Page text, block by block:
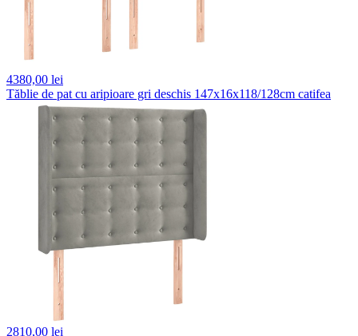
4380,00 lei
Tăblie de pat cu aripioare gri deschis 147x16x118/128cm catifea
2810,00 lei